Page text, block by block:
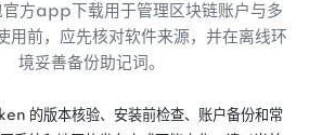
方app下载用于管理区块链账户与多
用前，应先核对软件来源，并在离线环
境妥善备份助记词。
的版本核验、安装前检查、账户备份和常